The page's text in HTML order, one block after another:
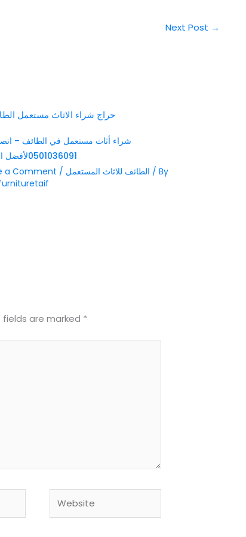
Next Post →
شراء أثاث مستعمل في الطائف –
0501036091لأفضل الأسعار
a Comment / الطائف للاثاث المستعمل / By
fields are marked *